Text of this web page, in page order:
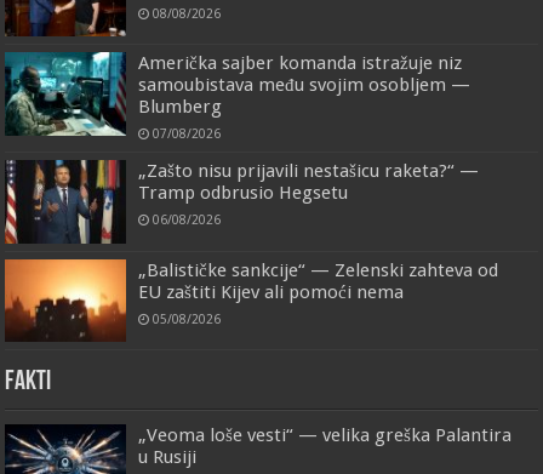
08/08/2026
Američka sajber komanda istražuje niz
samoubistava među svojim osobljem —
Blumberg
07/08/2026
„Zašto nisu prijavili nestašicu raketa?“ —
Tramp odbrusio Hegsetu
06/08/2026
„Balističke sankcije“ — Zelenski zahteva od
EU zaštiti Kijev ali pomoći nema
05/08/2026
FAKTI
„Veoma loše vesti“ — velika greška Palantira
u Rusiji